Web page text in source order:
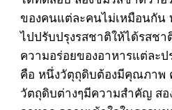
ของคนแต่ละคนไม่เหมือนกัน
ไปปรับปรุงรสชาติให้ได้รสชา
ความอร่อยของอาหารแต่ละป
คือ หนึ่งวัตุถุดิบต้องมีคุณภาพ
วัตถุดิบต่างๆมีความสำคัญ สอ